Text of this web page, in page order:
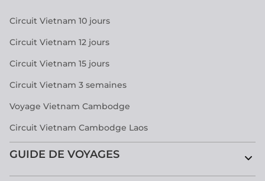
Circuit Vietnam 10 jours
Circuit Vietnam 12 jours
Circuit Vietnam 15 jours
Circuit Vietnam 3 semaines
Voyage Vietnam Cambodge
Circuit Vietnam Cambodge Laos
GUIDE DE VOYAGES